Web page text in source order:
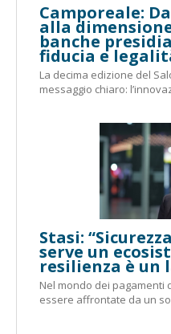
Camporeale:
alla
banche
fiducia e
La decima edizione del
messaggio chiaro:
Stasi:
serve un
resilienza è un
Nel mondo dei pagamenti
essere affrontate da un